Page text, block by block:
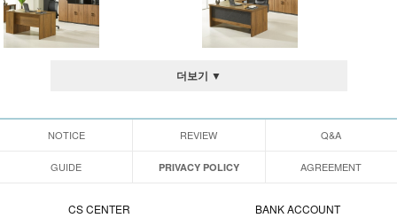
더보기 ▼
NOTICE REVIEW Q&A
GUIDE PRIVACY POLICY AGREEMENT
CS CENTER BANK ACCOUNT